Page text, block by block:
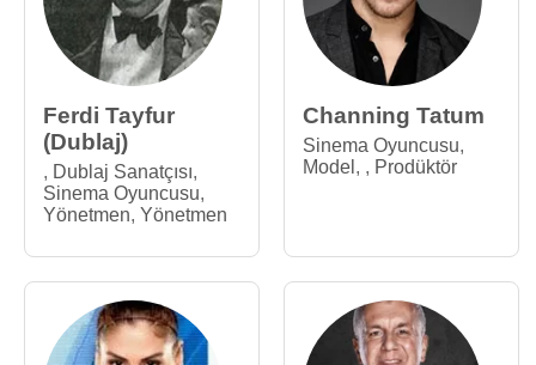
Ferdi Tayfur
(Dublaj)
, Dublaj Sanatçısı,
Sinema Oyuncusu,
Yönetmen, Yönetmen
Channing Tatum
Sinema Oyuncusu,
Model , , Prodüktör